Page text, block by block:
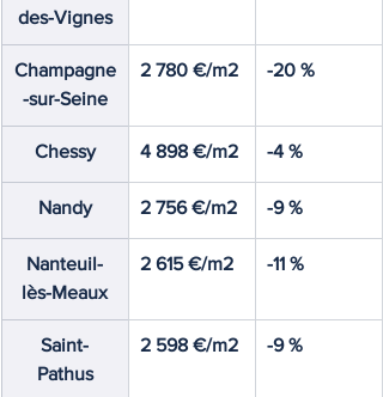
des-Vignes
Champagne
-sur-Seine
2 780 €/m2 -20 %
Chessy 4 898 €/m2 -4 %
Nandy 2 756 €/m2 -9 %
Nanteuil-
lès-Meaux
2 615 €/m2 -11 %
Saint-
Pathus
2 598 €/m2 -9 %